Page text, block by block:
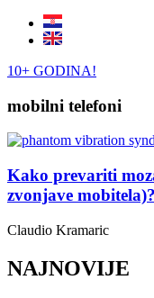
10+ GODINA!
mobilni telefoni
Kako prevariti
zvonjave mobitela)?
Claudio Kramaric
NAJNOVIJE